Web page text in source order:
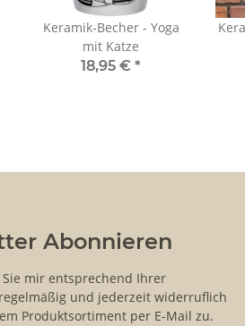
Keramik-Becher - Yoga
mit Katze
18,95 € *
Abonnieren
mir entsprechend Ihrer
regelmäßig und jederzeit widerruflich
Produktsortiment per E-Mail zu.